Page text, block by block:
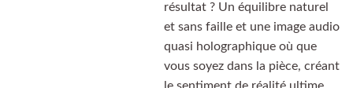
résultat ? Un équilibre naturel
et sans faille et une image audio
quasi holographique où que
vous soyez dans la pièce, créant